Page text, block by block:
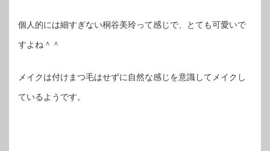
個人的には細すぎない桐谷美玲って感じで、とても可愛いで
すよね＾＾
メイクは付けまつ毛はせずに自然な感じを意識してメイクし
ているようです。